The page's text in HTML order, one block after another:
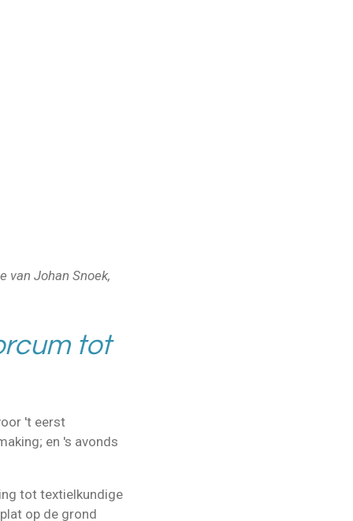
van Johan Snoek,
tot
't eerst
en 's avonds
tot textielkundige
op de grond